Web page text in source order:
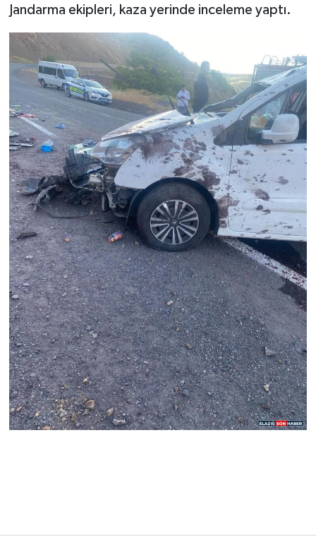
Jandarma ekipleri, kaza yerinde inceleme yaptı.